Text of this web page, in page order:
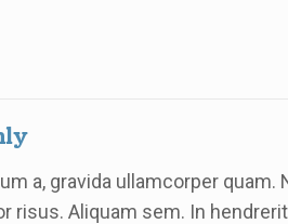
a, gravida ullamcorper
risus. Aliquam sem. In